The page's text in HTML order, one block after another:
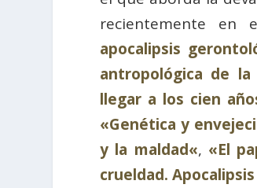
recientemente en
apocalipsis
antropológica de
llegar a los cien
«Genética y
y la maldad«, «El
crueldad.